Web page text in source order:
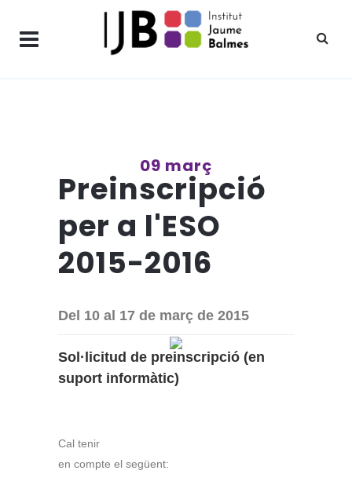
09 març
Preinscripció
per a l'ESO
2015-2016
Del 10 al 17 de març de 2015
Sol·licitud de preinscripció (en
suport informàtic)
Cal tenir
en compte el següent: